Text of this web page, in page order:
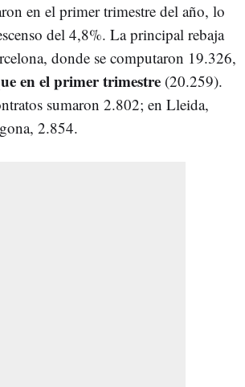
en el primer trimestre del año, lo
del 4,8%. La principal rebaja
donde se computaron 19.326,
en el primer trimestre (20.259).
sumaron 2.802; en Lleida,
2.854.